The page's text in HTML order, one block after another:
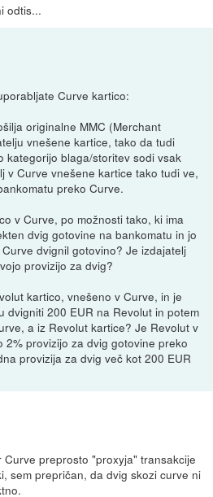
odtis...
Curve kartico:
originalne MMC (Merchant
vnešene kartice, tako da tudi
kategorijo blaga/storitev sodi vsak
v Curve vnešene kartice tako tudi ve,
preko Curve.
v Curve, po možnosti tako, ki ima
dvig gotovine na bankomatu in jo
dvignil gotovino? Je izdajatelj
provizijo za dvig?
kartico, vnešeno v Curve, in je
dvigniti 200 EUR na Revolut in potem
a iz Revolut kartice? Je Revolut v
2% provizijo za dvig gotovine preko
provizija za dvig več kot 200 EUR
Curve preprosto "proxyja" transakcije
sem prepričan, da dvig skozi curve ni